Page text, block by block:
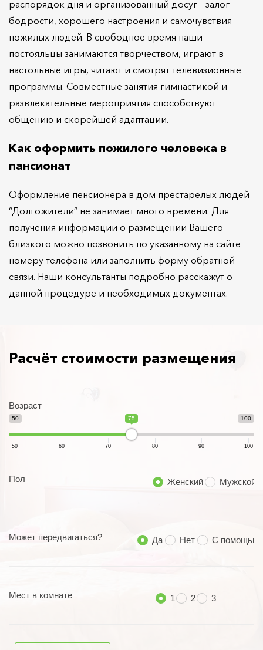
распорядок дня и организованный досуг – залог
бодрости, хорошего настроения и самочувствия
пожилых людей. В свободное время наши
постояльцы занимаются творчеством, играют в
настольные игры, читают и смотрят телевизионные
программы. Совместные занятия гимнастикой и
развлекательные мероприятия способствуют
общению и скорейшей адаптации.
Как оформить пожилого человека в
пансионат
Оформление пенсионера в дом престарелых людей
“Долгожители” не занимает много времени. Для
получения информации о размещении Вашего
близкого можно позвонить по указанному на сайте
номеру телефона или заполнить форму обратной
связи. Наши консультанты подробно расскажут о
данной процедуре и необходимых документах.
Расчёт стоимости размещения